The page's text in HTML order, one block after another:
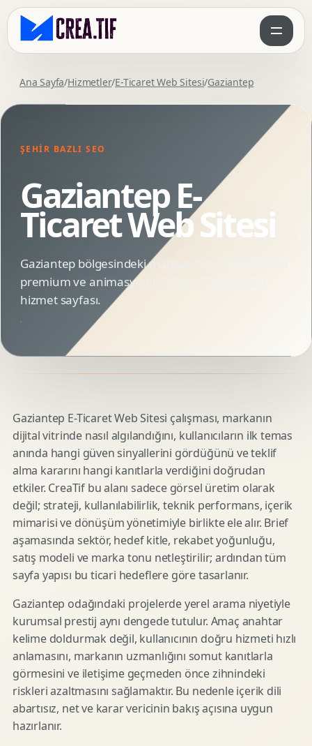
Ana Sayfa/Hizmetler/E-Ticaret Web Sitesi/Gaziantep
ŞEHIR BAZLI SEO
Gaziantep E-
Ticaret Web Sitesi
Gaziantep bölgesindeki markalar için SEO uyumlu,
premium ve animasyonlu E-Ticaret Web Sitesi
hizmet sayfası.
Gaziantep E-Ticaret Web Sitesi çalışması, markanın
dijital vitrinde nasıl algılandığını, kullanıcıların ilk temas
anında hangi güven sinyallerini gördüğünü ve teklif
alma kararını hangi kanıtlarla verdiğini doğrudan
etkiler. CreaTif bu alanı sadece görsel üretim olarak
değil; strateji, kullanılabilirlik, teknik performans, içerik
mimarisi ve dönüşüm yönetimiyle birlikte ele alır. Brief
aşamasında sektör, hedef kitle, rekabet yoğunluğu,
satış modeli ve marka tonu netleştirilir; ardından tüm
sayfa yapısı bu ticari hedeflere göre tasarlanır.
Gaziantep odağındaki projelerde yerel arama niyetiyle
kurumsal prestij aynı dengede tutulur. Amaç anahtar
kelime doldurmak değil, kullanıcının doğru hizmeti hızlı
anlamasını, markanın uzmanlığını somut kanıtlarla
görmesini ve iletişime geçmeden önce zihnindeki
riskleri azaltmasını sağlamaktır. Bu nedenle içerik dili
abartısız, net ve karar vericinin bakış açısına uygun
hazırlanır.